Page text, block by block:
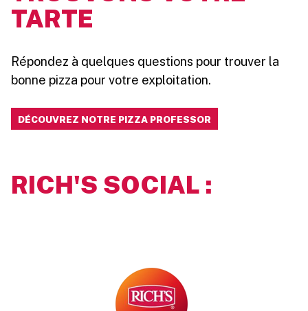
TARTE
Répondez à quelques questions pour trouver la
bonne pizza pour votre exploitation.
DÉCOUVREZ NOTRE PIZZA PROFESSOR
RICH'S SOCIAL :